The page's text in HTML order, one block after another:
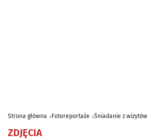
Strona główna Fotoreportaże Śniadanie z
ZDJĘCIA